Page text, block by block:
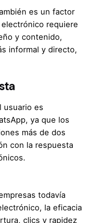
es un factor
requiere
y contenido,
informal y directo,
usuario es
ya que los
más de dos
con la respuesta
todavía
la eficacia
clics y rapidez